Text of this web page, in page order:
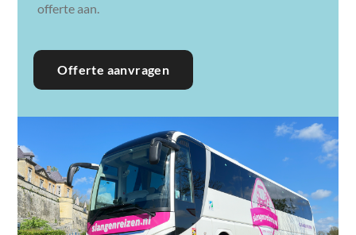
offerte aan.
Offerte aanvragen